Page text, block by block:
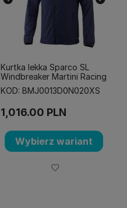
Kurtka lekka Sparco SL
Windbreaker Martini Racing
KOD: BMJ0013D0N020XS
1,016.00 PLN
Wybierz wariant